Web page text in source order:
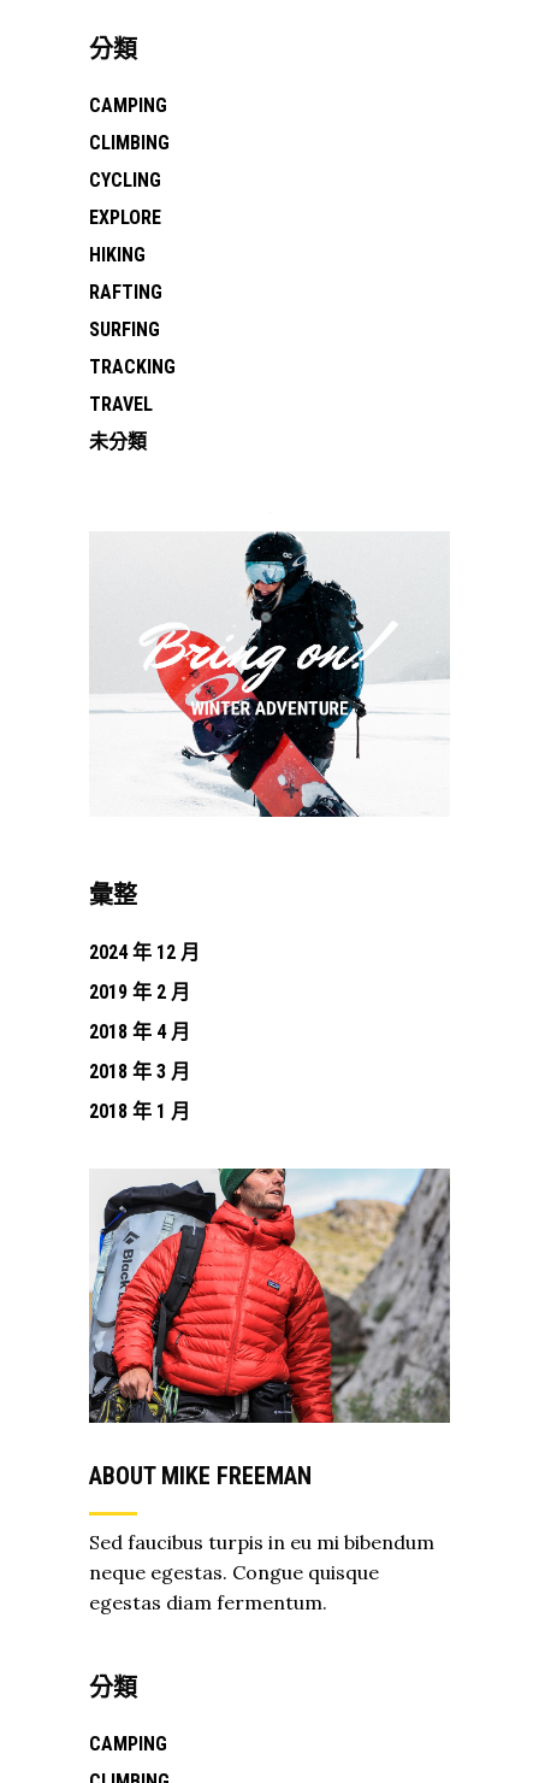
分類
CAMPING
CLIMBING
CYCLING
EXPLORE
HIKING
RAFTING
SURFING
TRACKING
TRAVEL
未分類
彙整
2024 年 12 月
2019 年 2 月
2018 年 4 月
2018 年 3 月
2018 年 1 月
ABOUT MIKE FREEMAN
Sed faucibus turpis in eu mi bibendum
neque egestas. Congue quisque
egestas diam fermentum.
分類
CAMPING